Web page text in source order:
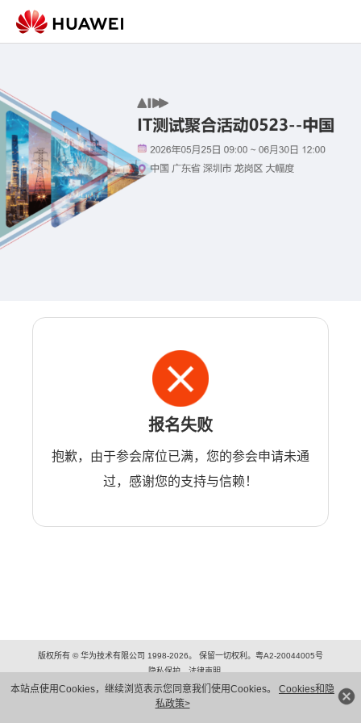
本站点使用Cookies，继续浏览表示您同意我们使用Cookies。 Cookies和隐
私政策>
报名失败
抱歉，由于参会席位已满，您的参会申请未通
过，感谢您的支持与信赖！
版权所有 © 华为技术有限公司 1998-2026。 保留一切权利。粤A2-20044005号
隐私保护
法律声明